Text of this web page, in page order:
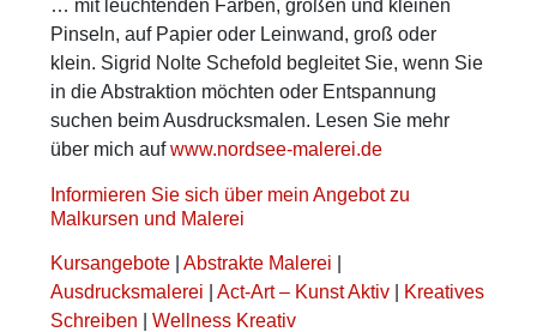
… mit leuchtenden Farben, großen und kleinen
Pinseln, auf Papier oder Leinwand, groß oder
klein. Sigrid Nolte Schefold begleitet Sie, wenn Sie
in die Abstraktion möchten oder Entspannung
suchen beim Ausdrucksmalen. Lesen Sie mehr
über mich aufwww.nordsee-malerei.de
Informieren Sie sich über mein Angebot zu
Malkursen und Malerei
Kursangebote |Abstrakte Malerei |
Ausdrucksmalerei |Act-Art – Kunst Aktiv | Kreatives
Schreiben |Wellness Kreativ